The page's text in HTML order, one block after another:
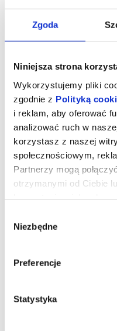
Zgoda
Niniejsza strona
Wykorzystujemy pliki
zgodnie z Polityką
i reklam, aby oferować
analizować ruch w
korzystasz z naszej
społecznościowym,
Partnerzy mogą
otrzymanymi od Ciebie
zgody
Niezbędne
Preferencje
Statystyka
Władcy
*******